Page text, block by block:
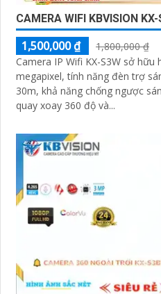
CAMERA WIFI KBVISION
1,500,000 ₫
1,800,000 ₫
Camera IP Wifi KX-S3W sở hữu
megapixel, tính năng đèn trợ
30m, khả năng chống ngược
quay xoay 360 độ và...